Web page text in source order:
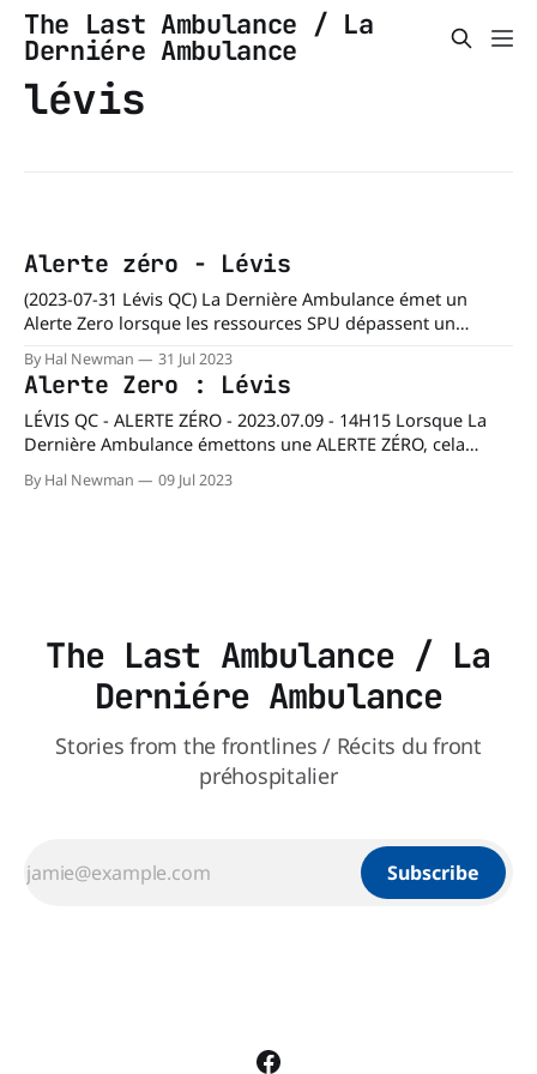
The Last Ambulance / La
Derniére Ambulance
lévis
Alerte zéro - Lévis
(2023-07-31 Lévis QC) La Dernière Ambulance émet un
Alerte Zero lorsque les ressources SPU dépassent un
niveau critique. Deux appels de Priorité 0 avec des délais
de réponse critiques entre 20H et 20H30. Priorité 0 = Haut
risque d’arrêt cardio-respiratoire
By Hal Newman 31 Jul 2023
Alerte Zero : Lévis
LÉVIS QC - ALERTE ZÉRO - 2023.07.09 - 14H15 Lorsque La
Dernière Ambulance émettons une ALERTE ZÉRO, cela
signifie que les ressources de soins préhospitaliers
d'urgence sont à un niveau critique :- lorsqu'il n'y a pas
By Hal Newman 09 Jul 2023
The Last Ambulance / La
Derniére Ambulance
Stories from the frontlines / Récits du front
préhospitalier
Subscribe